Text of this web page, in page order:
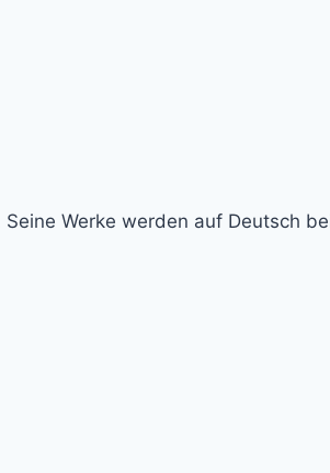
Werke werden auf Deutsch